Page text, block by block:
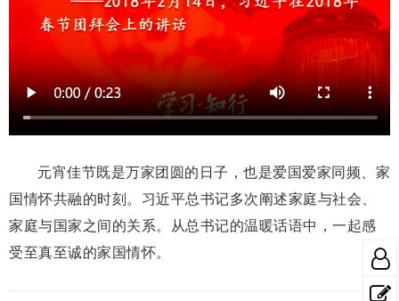
元宵佳节既是万家团圆的日子，也是爱国爱家同频、家
国情怀共融的时刻。习近平总书记多次阐述家庭与社会、
家庭与国家之间的关系。从总书记的温暖话语中，一起感
受至真至诚的家国情怀。